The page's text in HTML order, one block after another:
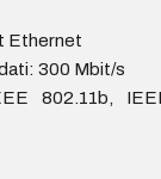
Ethernet
300 Mbit/s
802.11b,